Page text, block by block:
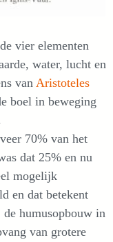
vier elementen
water, lucht en
van Aristoteles
boel in beweging
70% van het
dat 25% en nu
mogelijk
en dat betekent
humusopbouw in
van grotere